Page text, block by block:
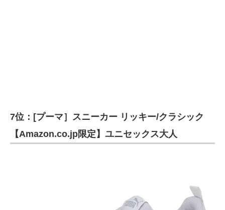
7位：[プーマ］スニーカー リッキー/クラシック
【Amazon.co.jp限定】ユニセックス大人